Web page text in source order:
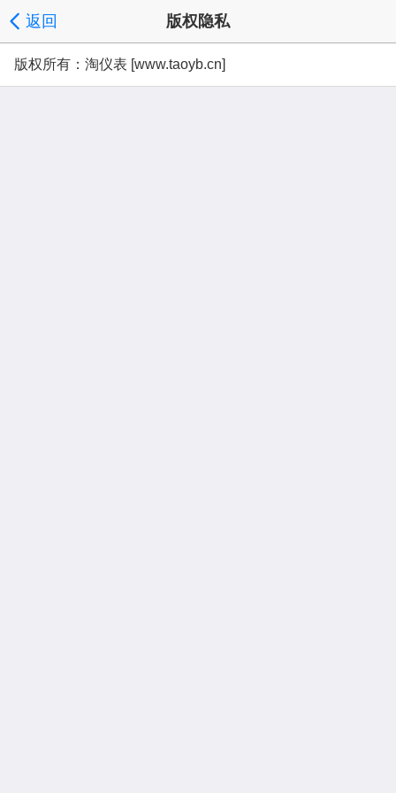
返回 版权隐私
版权所有：淘仪表 [www.taoyb.cn]